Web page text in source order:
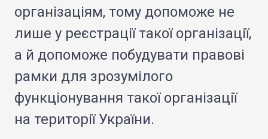
організаціям, тому допоможе не
лише у реєстрації такої організації,
а й допоможе побудувати правові
рамки для зрозумілого
функціонування такої організації
на території України.